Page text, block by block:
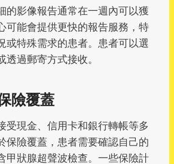
的影像報告通常在一週內可以獲
可能會提供更快的報告服務，特
或特殊需求的患者。患者可以選
過郵寄方式接收。
險覆蓋
受現金、信用卡和銀行轉帳等多
保險覆蓋，患者需要確認自己的
甲狀腺超聲波檢查。一些保險計